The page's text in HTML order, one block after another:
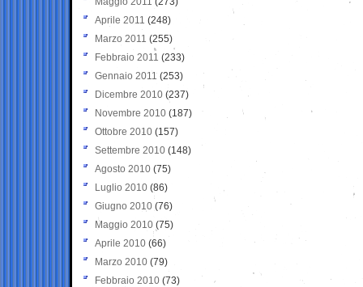
Aprile 2011 (248)
Marzo 2011 (255)
Febbraio 2011 (233)
Gennaio 2011 (253)
Dicembre 2010 (237)
Novembre 2010 (187)
Ottobre 2010 (157)
Settembre 2010 (148)
Agosto 2010 (75)
Luglio 2010 (86)
Giugno 2010 (76)
Maggio 2010 (75)
Aprile 2010 (66)
Marzo 2010 (79)
Febbraio 2010 (73)